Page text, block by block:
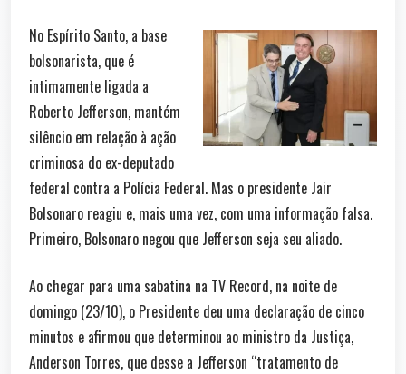
No Espírito Santo, a base
bolsonarista, que é
intimamente ligada a
Roberto Jefferson, mantém
silêncio em relação à ação
criminosa do ex-deputado
federal contra a Polícia Federal. Mas o presidente Jair
Bolsonaro reagiu e, mais uma vez, com uma informação falsa.
Primeiro, Bolsonaro negou que Jefferson seja seu aliado.
Ao chegar para uma sabatina na TV Record, na noite de
domingo (23/10), o Presidente deu uma declaração de cinco
minutos e afirmou que determinou ao ministro da Justiça,
Anderson Torres, que desse a Jefferson “tratamento de